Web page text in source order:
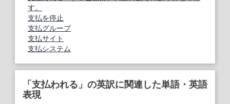
す。
支払を停止
支払グループ
支払サイト
支払システム
「支払われる」の英訳に関連した単語・英語
表現